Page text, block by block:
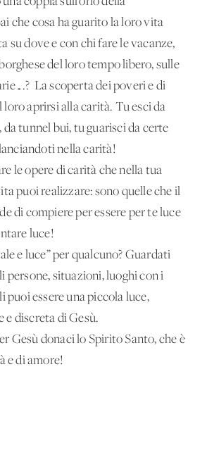
che cosa ha guarito la loro vita
su dove e con chi fare le vacanze,
del loro tempo libero, sulle
La scoperta dei poveri e di
loro aprirsi alla carità. Tu esci da
tunnel bui, tu guarisci da certe
nella carità!
le opere di carità che nella tua
puoi realizzare: sono quelle che il
di compiere per essere per te luce
luce!
e luce” per qualcuno? Guardati
persone, situazioni, luoghi con i
puoi essere una piccola luce,
e discreta di Gesù.
Gesù donaci lo Spirito Santo, che è
e di amore!